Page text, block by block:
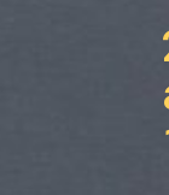
Каждый
своих
и
и